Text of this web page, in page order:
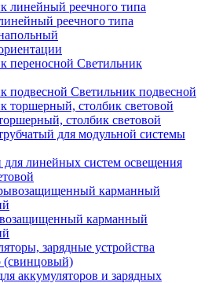
реечного типа
Светильник
Светильник подвесной
столбик световой
для модульной системы
для линейных систем освещения
карманный
зарядные устройства
(свинцовый)
аккумуляторов и зарядных